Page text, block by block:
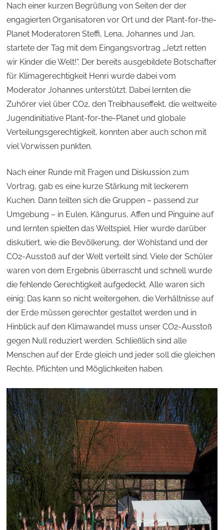
Nach einer kurzen Begrüßung von Seiten der der
engagierten Organisatoren vor Ort und der Plant-for-the-
Planet Moderatoren Steffi, Lena, Johannes und Jan,
startete der Tag mit dem Eingangsvortrag „Jetzt retten
wir Kinder die Welt!“. Der bereits ausgebildete Botschafter
für Klimagerechtigkeit Henri wurde dabei vom
Moderator Johannes unterstützt. Dabei lernten die
Zuhörer viel über CO2, den Treibhauseffekt, die weltweite
Jugendinitiative Plant-for-the-Planet und globale
Verteilungsgerechtigkeit, konnten aber auch schon mit
viel Vorwissen punkten.
Nach einer Runde mit Fragen und Diskussion zum
Vortrag, gab es eine kurze Stärkung mit leckerem
Kuchen. Dann teilten sich die Gruppen – passend zur
Umgebung – in Eulen, Kängurus, Affen und Pinguine auf
und lernten spielten das Weltspiel. Hier wurde darüber
diskutiert, wie die Bevölkerung, der Wohlstand und der
CO2-Ausstoß auf der Welt verteilt sind. Viele der Schüler
waren von dem Ergebnis überrascht und schnell wurde
die fehlende Gerechtigkeit aufgedeckt. Alle waren sich
einig: Das kann so nicht weitergehen, die Verhältnisse auf
der Erde müssen gerechter gestaltet werden und in
Hinblick auf den Klimawandel muss unser CO2-Ausstoß
gegen Null reduziert werden. Schließlich sind alle
Menschen auf der Erde gleich und jeder soll die gleichen
Rechte, Pflichten und Möglichkeiten haben.